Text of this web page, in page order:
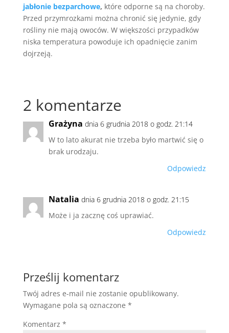
jabłonie bezparchowe, które odporne są na choroby.
Przed przymrozkami można chronić się jedynie, gdy
rośliny nie mają owoców. W większości przypadków
niska temperatura powoduje ich opadnięcie zanim
dojrzeją.
2 komentarze
Grażyna dnia 6 grudnia 2018 o godz. 21:14
W to lato akurat nie trzeba było martwić się o
brak urodzaju.
Odpowiedz
Natalia dnia 6 grudnia 2018 o godz. 21:15
Może i ja zacznę coś uprawiać.
Odpowiedz
Prześlij komentarz
Twój adres e-mail nie zostanie opublikowany.
Wymagane pola są oznaczone *
Komentarz *